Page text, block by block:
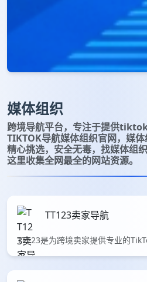
媒体组织
跨境导航平台，专注于提供tiktok
TIKTOK导航媒体组织官网，媒体
精心挑选，安全无毒，找媒体组
这里收集全网最全的网站资源。
TT123卖家导航
TT123是为跨境卖家提供专业的